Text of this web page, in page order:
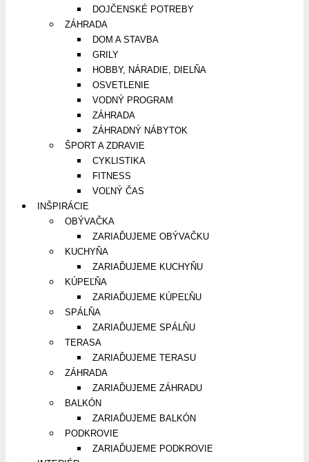
DOJČENSKÉ POTREBY
ZÁHRADA
DOM A STAVBA
GRILY
HOBBY, NÁRADIE, DIELŇA
OSVETLENIE
VODNÝ PROGRAM
ZÁHRADA
ZÁHRADNÝ NÁBYTOK
ŠPORT A ZDRAVIE
CYKLISTIKA
FITNESS
VOĽNÝ ČAS
INŠPIRÁCIE
OBÝVAČKA
ZARIAĎUJEME OBÝVAČKU
KUCHYŇA
ZARIAĎUJEME KUCHYŇU
KÚPEĽŇA
ZARIAĎUJEME KÚPEĽŇU
SPÁLŇA
ZARIAĎUJEME SPÁLŇU
TERASA
ZARIAĎUJEME TERASU
ZÁHRADA
ZARIAĎUJEME ZÁHRADU
BALKÓN
ZARIAĎUJEME BALKÓN
PODKROVIE
ZARIAĎUJEME PODKROVIE